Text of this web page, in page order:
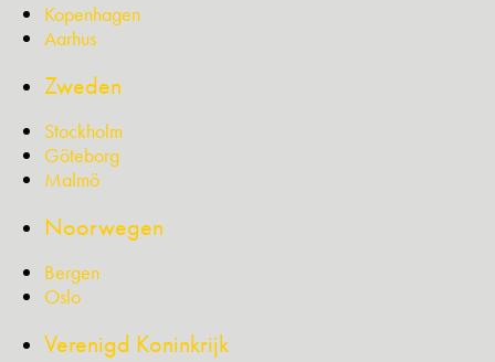
Kopenhagen
Aarhus
Zweden
Stockholm
Göteborg
Malmö
Noorwegen
Bergen
Oslo
Verenigd Koninkrijk